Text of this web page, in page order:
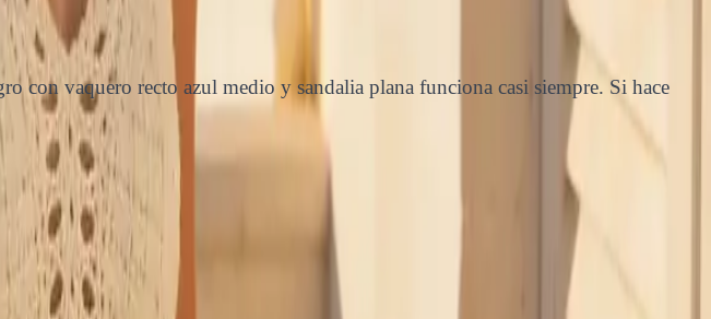
con vaquero recto azul medio y sandalia plana funciona casi siempre. Si hace